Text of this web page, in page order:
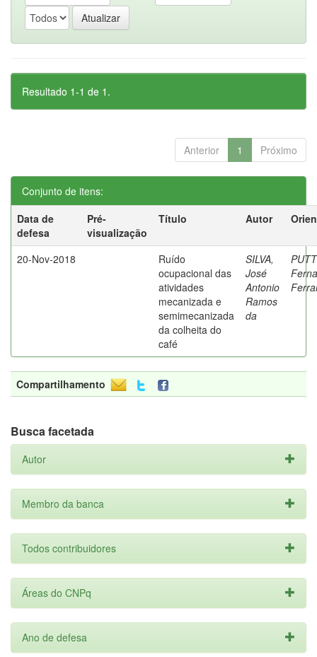
Resultado 1-1 de 1.
Anterior 1 Próximo
Conjunto de itens:
Data de
defesa
Pré-
visualização
Título Autor
20-Nov-2018
Ruído
ocupacional das
atividades
mecanizada e
semimecanizada
da colheita do
café
SILVA,
José
Antonio
Ramos
da
Compartilhamento
Busca facetada
Autor
Membro da banca
Todos contribuidores
Áreas do CNPq
Ano de defesa